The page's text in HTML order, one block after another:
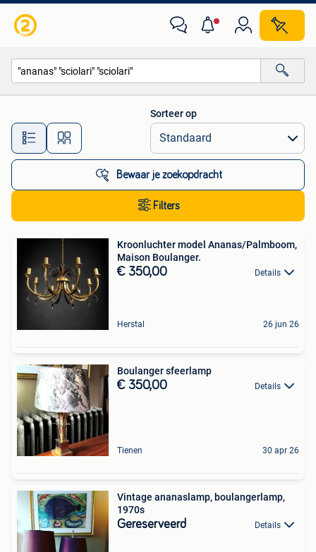
Alle afstanden…
Sorteer op
Bewaar je zoekopdracht
Filters
Kroonluchter model Ananas/Palmboom,
Maison Boulanger.
€ 350,00 Details
Herstal 26 jun 26
Boulanger sfeerlamp
€ 350,00 Details
Tienen 30 apr 26
Vintage ananaslamp, boulangerlamp,
1970s
Gereserveerd Details